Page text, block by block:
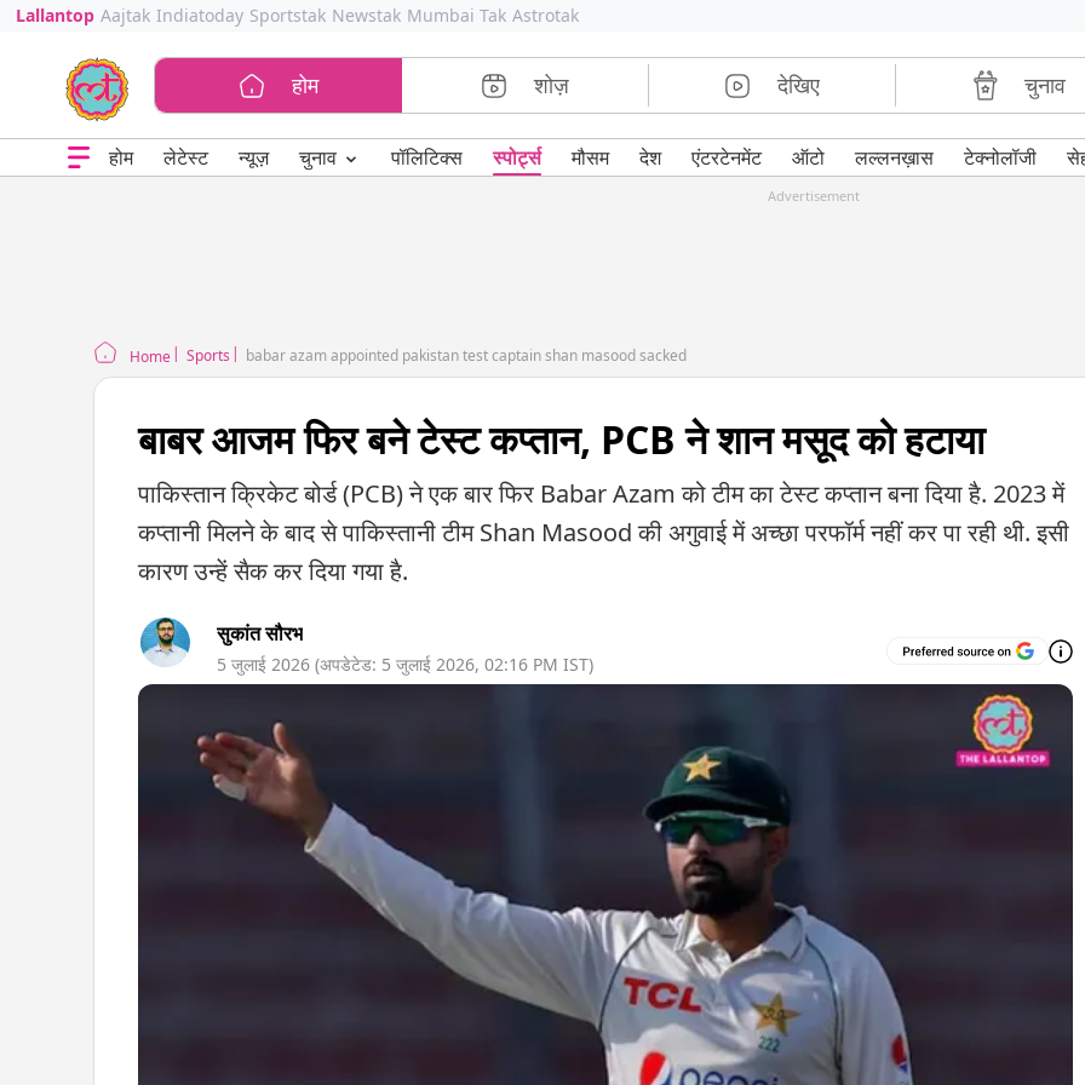
Lallantop Aajtak Indiatoday Sportstak Newstak Mumbai Tak Astrotak
होम शोज़ देखिए चुनाव
होम लेटेस्ट न्यूज़ चुनाव ⌄ पॉलिटिक्स स्पोर्ट्स मौसम देश एंटरटेनमेंट ऑटो लल्लनख़ास टेक्नोलॉजी
Advertisement
Home Sports babar azam appointed pakistan test captain shan masood sacked
बाबर आजम फिर बने टेस्ट कप्तान, PCB ने शान मसूद को हटाया
पाकिस्तान क्रिकेट बोर्ड (PCB) ने एक बार फिर Babar Azam को टीम का टेस्ट कप्तान बना दिया है. 2023 में
कप्तानी मिलने के बाद से पाकिस्तानी टीम Shan Masood की अगुवाई में अच्छा परफॉर्म नहीं कर पा रही थी. इसी
कारण उन्हें सैक कर दिया गया है.
सुकांत सौरभ
5 जुलाई 2026 (अपडेटेड: 5 जुलाई 2026, 02:16 PM IST)